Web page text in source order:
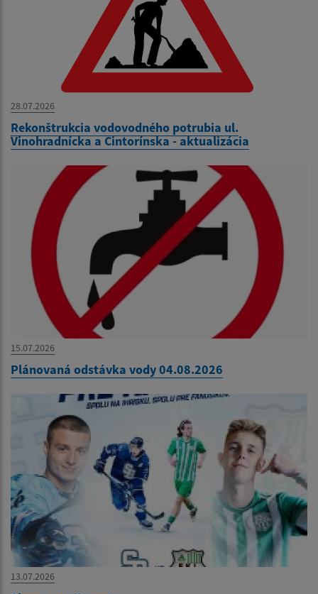
28.07.2026
Rekonštrukcia vodovodného potrubia ul.
Vinohradnícka a Cintorínska - aktualizácia
15.07.2026
Plánovaná odstávka vody 04.08.2026
13.07.2026